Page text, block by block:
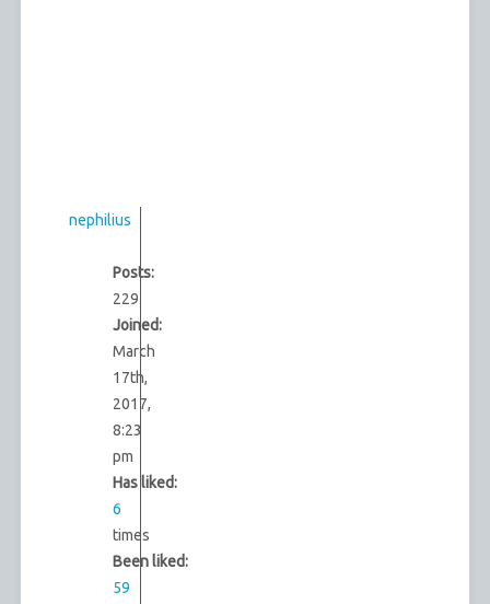
nephilius
Posts:
229
Joined:
March
17th,
2017,
8:23
pm
Has liked:
6
times
Been liked:
59